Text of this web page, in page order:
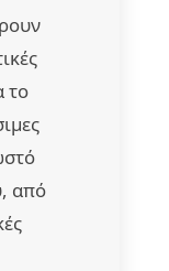
το
από